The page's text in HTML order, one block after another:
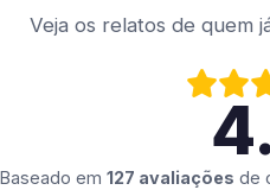
Veja os relatos de quem
Baseado em 127 avaliações de